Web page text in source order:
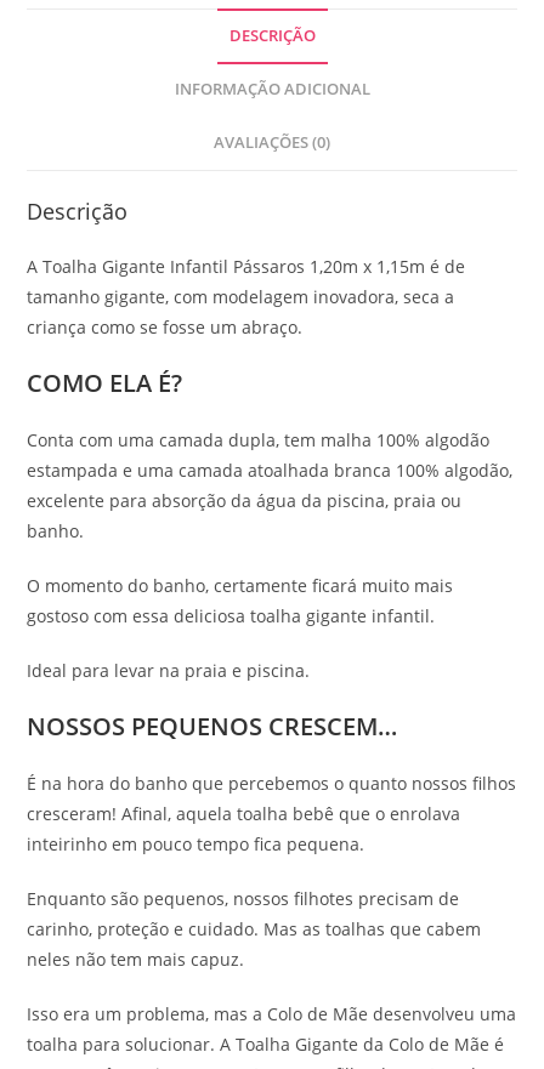
DESCRIÇÃO
INFORMAÇÃO ADICIONAL
AVALIAÇÕES (0)
Descrição
A Toalha Gigante Infantil Pássaros 1,20m x 1,15m é de
tamanho gigante, com modelagem inovadora, seca a
criança como se fosse um abraço.
COMO ELA É?
Conta com uma camada dupla, tem malha 100% algodão
estampada e uma camada atoalhada branca 100% algodão,
excelente para absorção da água da piscina, praia ou
banho.
O momento do banho, certamente ficará muito mais
gostoso com essa deliciosa toalha gigante infantil.
Ideal para levar na praia e piscina.
NOSSOS PEQUENOS CRESCEM…
É na hora do banho que percebemos o quanto nossos filhos
cresceram! Afinal, aquela toalha bebê que o enrolava
inteirinho em pouco tempo fica pequena.
Enquanto são pequenos, nossos filhotes precisam de
carinho, proteção e cuidado. Mas as toalhas que cabem
neles não tem mais capuz.
Isso era um problema, mas a Colo de Mãe desenvolveu uma
toalha para solucionar. A Toalha Gigante da Colo de Mãe é